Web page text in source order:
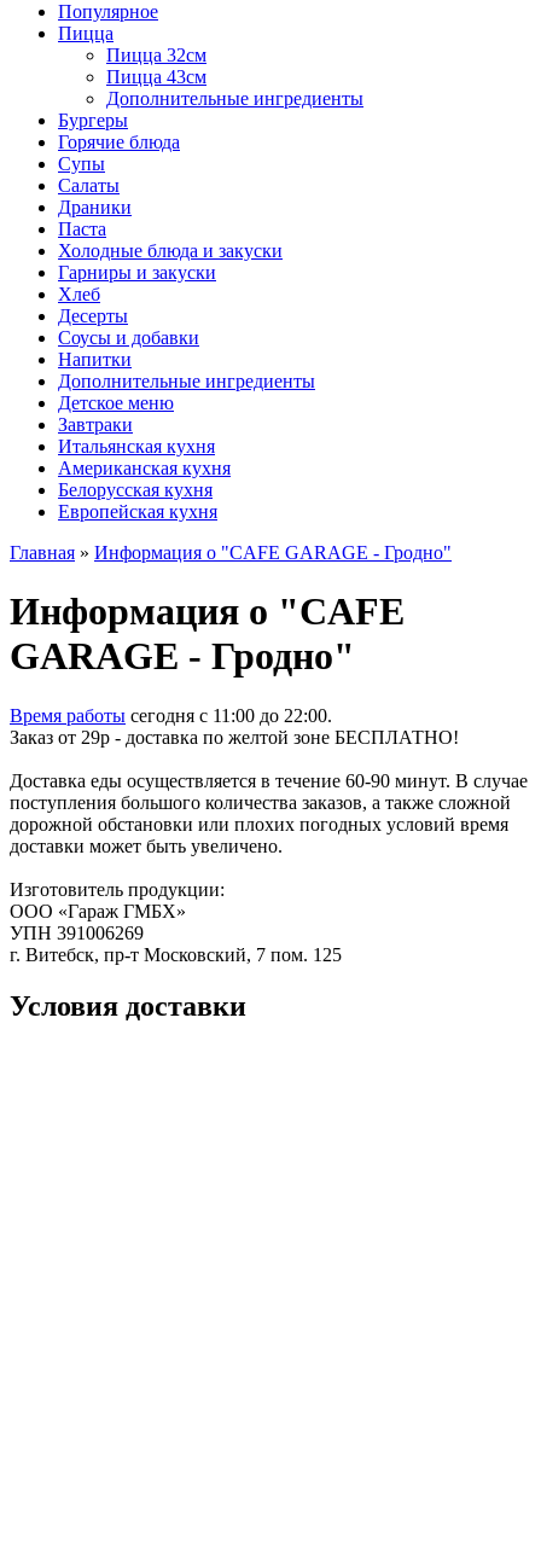
Популярное
Пицца
Пицца 32см
Пицца 43см
Дополнительные ингредиенты
Бургеры
Горячие блюда
Супы
Салаты
Драники
Паста
Холодные блюда и закуски
Гарниры и закуски
Хлеб
Десерты
Соусы и добавки
Напитки
Дополнительные ингредиенты
Детское меню
Завтраки
Итальянская кухня
Американская кухня
Белорусская кухня
Европейская кухня
Главная » Информация о "CAFE GARAGE - Гродно"
Информация о "CAFE
GARAGE - Гродно"
Время работы сегодня c 11:00 до 22:00.
Заказ от 29р - доставка по желтой зоне БЕСПЛАТНО!
Доставка еды осуществляется в течение 60-90 минут. В случае
поступления большого количества заказов, а также сложной
дорожной обстановки или плохих погодных условий время
доставки может быть увеличено.
Изготовитель продукции:
ООО «Гараж ГМБХ»
УПН 391006269
г. Витебск, пр-т Московский, 7 пом. 125
Условия доставки